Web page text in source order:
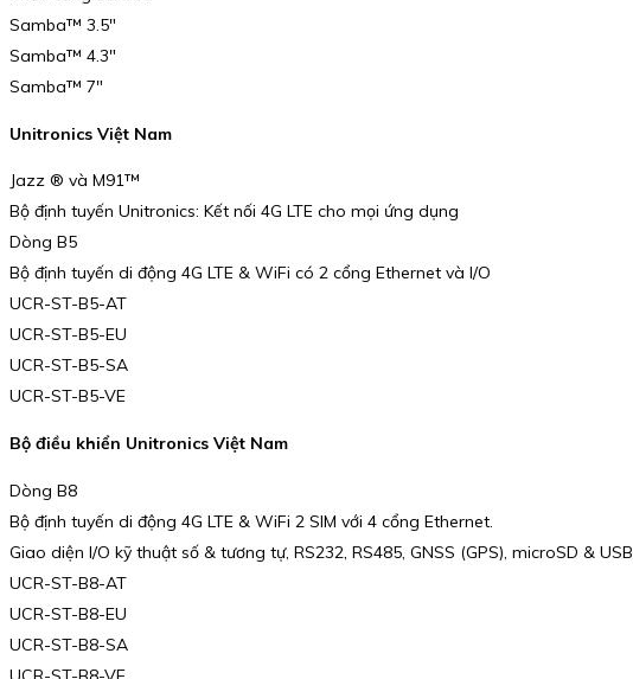
Samba™ 3.5″
Samba™ 4.3″
Samba™ 7″
Unitronics Việt Nam
Jazz ® và M91™
Bộ định tuyến Unitronics: Kết nối 4G LTE cho mọi ứng dụng
Dòng B5
Bộ định tuyến di động 4G LTE & WiFi có 2 cổng Ethernet và I/O
UCR-ST-B5-AT
UCR-ST-B5-EU
UCR-ST-B5-SA
UCR-ST-B5-VE
Bộ điều khiển Unitronics Việt Nam
Dòng B8
Bộ định tuyến di động 4G LTE & WiFi 2 SIM với 4 cổng Ethernet.
Giao diện I/O kỹ thuật số & tương tự, RS232, RS485, GNSS (GPS), microSD & USB.
UCR-ST-B8-AT
UCR-ST-B8-EU
UCR-ST-B8-SA